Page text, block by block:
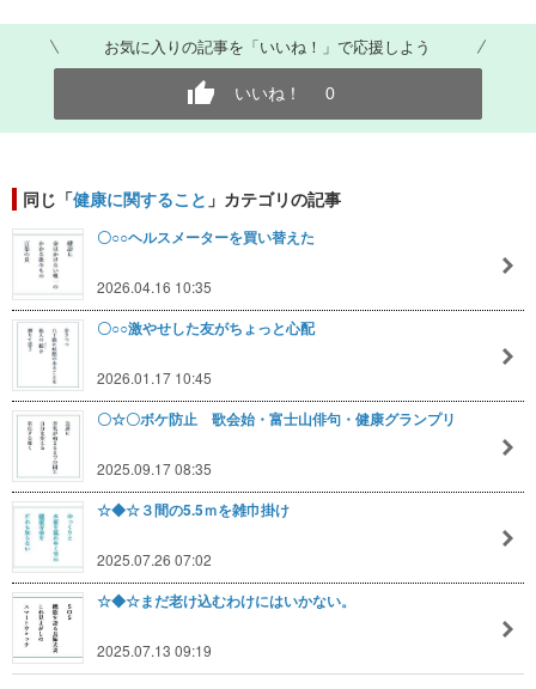
お気に入りの記事を「いいね！」で応援しよう
いいね！ 0
同じ「健康に関すること 」カテゴリの記事
〇○○ヘルスメーターを買い替えた
2026.04.16 10:35
〇○○激やせした友がちょっと心配
2026.01.17 10:45
〇☆〇ボケ防止 歌会始・富士山俳句・健康グランプリ
2025.09.17 08:35
☆◆☆３間の5.5ｍを雑巾掛け
2025.07.26 07:02
☆◆☆まだ老け込むわけにはいかない。
2025.07.13 09:19